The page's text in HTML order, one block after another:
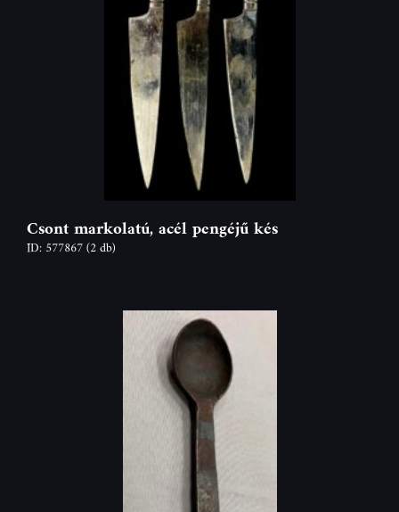
Csont markolatú, acél pengéjű kés
ID: 577867(2 db)